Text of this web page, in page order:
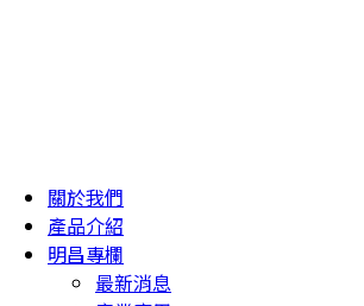
關於我們
產品介紹
明昌專欄
最新消息